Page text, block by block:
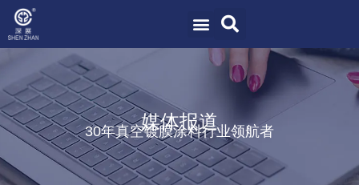
媒体报道
30年真空镀膜涂料行业领航者